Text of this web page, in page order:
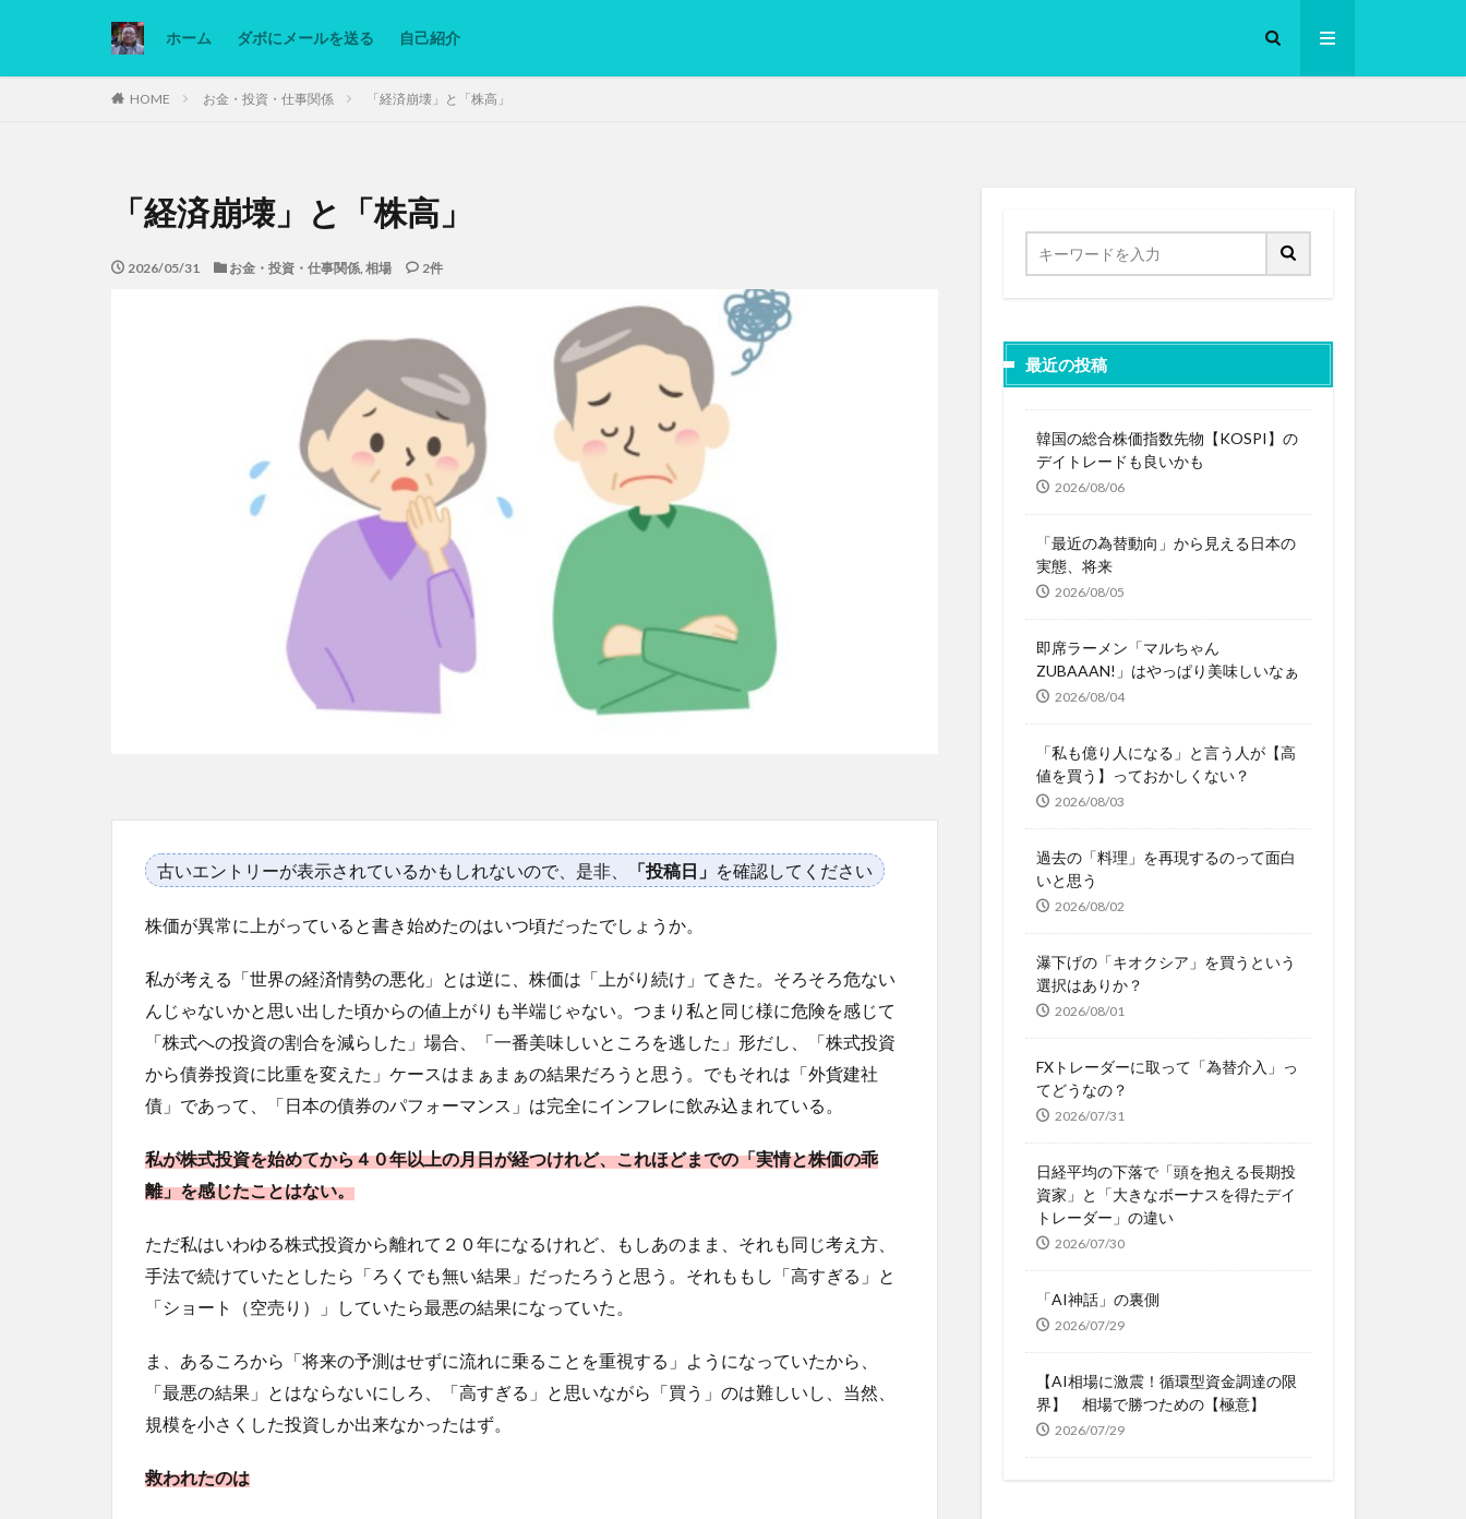
ホーム ダボにメールを送る 自己紹介
HOME お金・投資・仕事関係 「経済崩壊」と「株高」
「経済崩壊」と「株高」
2026/05/31 お金・投資・仕事関係, 相場 2件
古いエントリーが表示されているかもしれないので、是非、 「投稿日」 を確認してください
株価が異常に上がっていると書き始めたのはいつ頃だったでしょうか。
私が考える「世界の経済情勢の悪化」とは逆に、株価は「上がり続け」てきた。そろそろ危ない
んじゃないかと思い出した頃からの値上がりも半端じゃない。つまり私と同じ様に危険を感じて
「株式への投資の割合を減らした」場合、「一番美味しいところを逃した」形だし、「株式投資
から債券投資に比重を変えた」ケースはまぁまぁの結果だろうと思う。でもそれは「外貨建社
債」であって、「日本の債券のパフォーマンス」は完全にインフレに飲み込まれている。
私が株式投資を始めてから４０年以上の月日が経つけれど、これほどまでの「実情と株価の乖
離」を感じたことはない。
ただ私はいわゆる株式投資から離れて２０年になるけれど、もしあのまま、それも同じ考え方、
手法で続けていたとしたら「ろくでも無い結果」だったろうと思う。それももし「高すぎる」と
「ショート（空売り）」していたら最悪の結果になっていた。
ま、あるころから「将来の予測はせずに流れに乗ることを重視する」ようになっていたから、
「最悪の結果」とはならないにしろ、「高すぎる」と思いながら「買う」のは難しいし、当然、
規模を小さくした投資しか出来なかったはず。
救われたのは
最近の投稿
韓国の総合株価指数先物【KOSPI】の
デイトレードも良いかも
2026/08/06
「最近の為替動向」から見える日本の
実態、将来
2026/08/05
即席ラーメン「マルちゃん
ZUBAAAN!」はやっぱり美味しいなぁ
2026/08/04
「私も億り人になる」と言う人が【高
値を買う】っておかしくない？
2026/08/03
過去の「料理」を再現するのって面白
いと思う
2026/08/02
瀑下げの「キオクシア」を買うという
選択はありか？
2026/08/01
FXトレーダーに取って「為替介入」っ
てどうなの？
2026/07/31
日経平均の下落で「頭を抱える長期投
資家」と「大きなボーナスを得たデイ
トレーダー」の違い
2026/07/30
「AI神話」の裏側
2026/07/29
【AI相場に激震！循環型資金調達の限
界】 相場で勝つための【極意】
2026/07/29
カテゴリー
Ninjatrader
検索